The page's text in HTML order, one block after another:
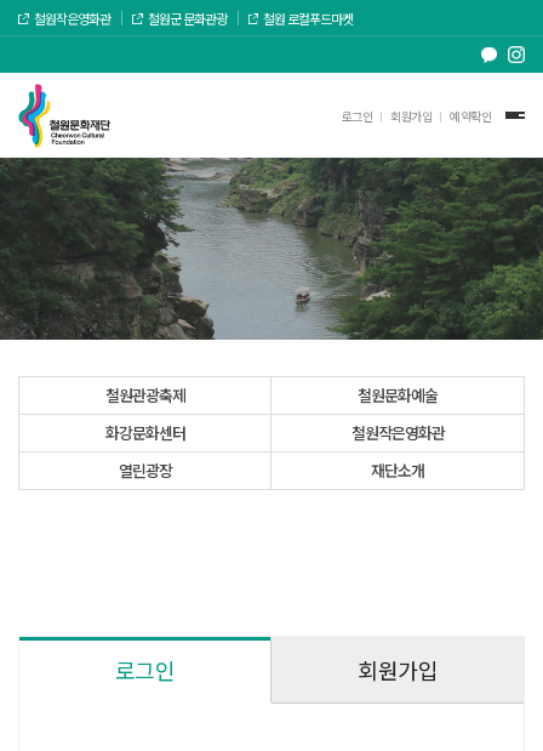
철원작은영화관 철원군 문화관광 철원 로컬푸드마켓
로그인 회원가입 예약확인
철원관광축제
철원문화예술
화강문화센터
철원작은영화관
열린광장
재단소개
로그인 회원가입